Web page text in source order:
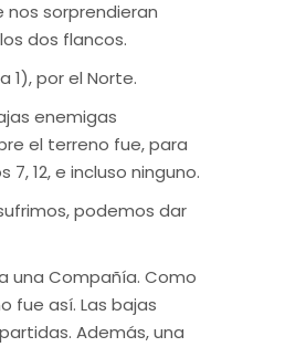
nos sorprendieran
dos flancos.
1), por el Norte.
enemigas
el terreno fue, para
7, 12, e incluso ninguno.
podemos dar
una Compañía. Como
fue así. Las bajas
Además, una